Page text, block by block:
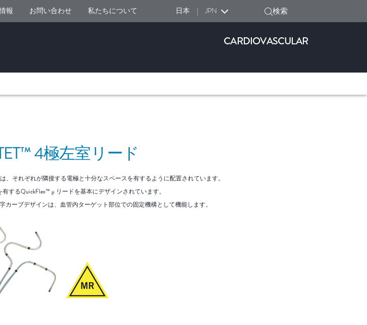
報 お問い合わせ 私たちについて 日本 | JPN 検索
CARDIOVASCULAR
4極左室リード
、それぞれが隣接する電極と十分なスペースを有するように配置されています。
するQuickFlex™ μ リードを基本にデザインされています。
カーブデザインは、血管内ターゲット部位での固定機構として機能します。